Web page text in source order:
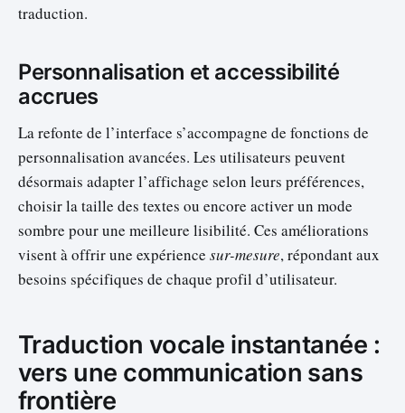
traduction.
Personnalisation et accessibilité
accrues
La refonte de l’interface s’accompagne de fonctions de
personnalisation avancées. Les utilisateurs peuvent
désormais adapter l’affichage selon leurs préférences,
choisir la taille des textes ou encore activer un mode
sombre pour une meilleure lisibilité. Ces améliorations
visent à offrir une expérience sur-mesure, répondant aux
besoins spécifiques de chaque profil d’utilisateur.
Traduction vocale instantanée :
vers une communication sans
frontière